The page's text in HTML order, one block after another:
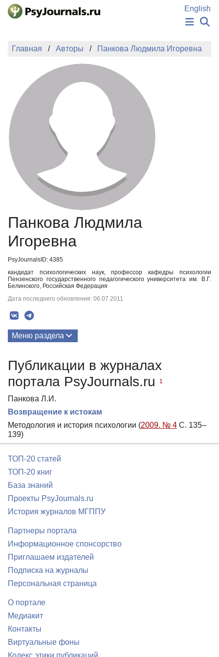
Перейти к основному содержанию
English
НОВОСТИ
АВТОРЫ
ПОДАТЬ РУКОПИСЬ
БАЗА ЗНАНИЙ
КЛЮЧЕВЫЕ СЛОВА
Регистрация
Главная Авторы Панкова Людмила Игоревна
Панкова Людмила
Игоревна
PsyJournalsID: 4385
кандидат психологических наук, профессор кафедры психологии
Пензенского государственного педагогического университета им. В.Г.
Белинского, Российская Федерация
Дата последнего обновления: 06.07.2011
Меню раздела
Публикации в журналах
портала PsyJournals.ru
1
Панкова Л.И.
Возвращение к истокам
Методология и история психологии (2009. № 4 С. 135–
139)
ТОП-20 статей
ТОП-20 книг
База знаний
Проекты PsyJournals.ru
История журналов МГППУ
Партнеры портала
Информационное спонсорство
Приглашаем издателей
Подписка на журналы
Персональная страница
О портале
Медиакит
Контакты
Виртуальные фоны
Кодекс этики публикаций